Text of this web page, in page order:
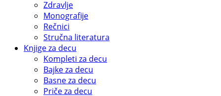
Zdravlje
Monografije
Rečnici
Stručna literatura
Knjige za decu
Kompleti za decu
Bajke za decu
Basne za decu
Priče za decu